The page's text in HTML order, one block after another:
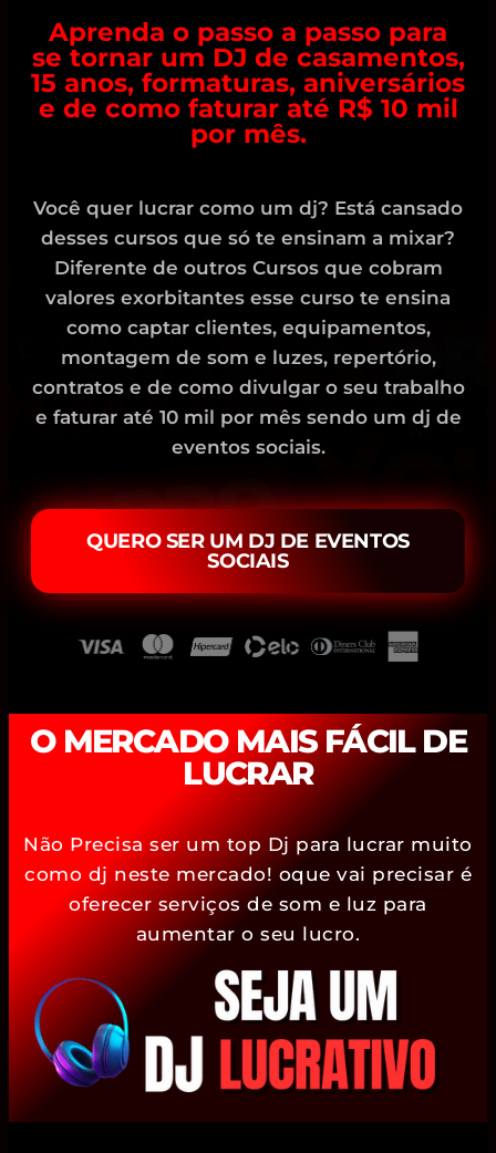
Aprenda o passo a passo para
se tornar um DJ de casamentos,
15 anos, formaturas, aniversários
e de como faturar até R$ 10 mil
por mês.
Você quer lucrar como um dj? Está cansado
desses cursos que só te ensinam a mixar?
Diferente de outros Cursos que cobram
valores exorbitantes esse curso te ensina
como captar clientes, equipamentos,
montagem de som e luzes, repertório,
contratos e de como divulgar o seu trabalho
e faturar até 10 mil por mês sendo um dj de
eventos sociais.
QUERO SER UM DJ DE EVENTOS
SOCIAIS
O MERCADO MAIS FÁCIL DE
LUCRAR
Não Precisa ser um top Dj para lucrar muito
como dj neste mercado! oque vai precisar é
oferecer serviços de som e luz para
aumentar o seu lucro.